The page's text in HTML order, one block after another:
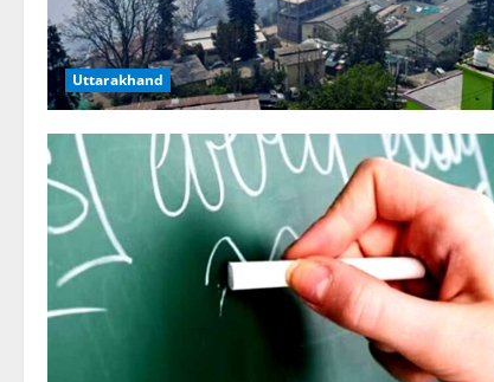
Uttarakhand